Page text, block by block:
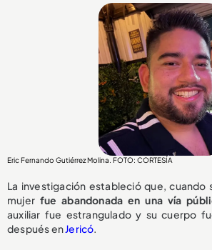
Eric Fernando Gutiérrez Molina. FOTO: CORTESÍA
La investigación estableció que, cuando
mujer fue abandonada en una vía
auxiliar fue estrangulado y su cuerpo
después enJericó.